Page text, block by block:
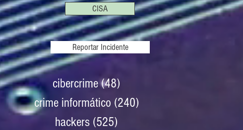
CISA
Reportar Incidente
cibercrime (48)
crime informático (240)
hackers (525)